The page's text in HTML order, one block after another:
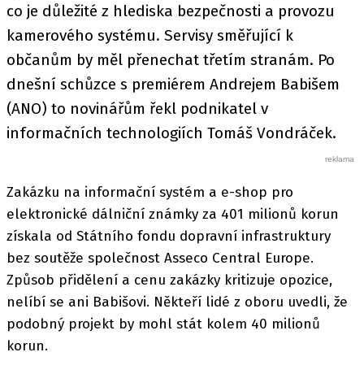
co je důležité z hlediska bezpečnosti a provozu
kamerového systému. Servisy směřující k
občanům by měl přenechat třetím stranám. Po
dnešní schůzce s premiérem Andrejem Babišem
(ANO) to novinářům řekl podnikatel v
informačních technologiích Tomáš Vondráček.
Zakázku na informační systém a e-shop pro
elektronické dálniční známky za 401 milionů korun
získala od Státního fondu dopravní infrastruktury
bez soutěže společnost Asseco Central Europe.
Způsob přidělení a cenu zakázky kritizuje opozice,
nelíbí se ani Babišovi. Někteří lidé z oboru uvedli, že
podobný projekt by mohl stát kolem 40 milionů
korun.